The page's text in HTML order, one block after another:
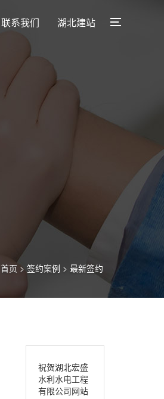
联系我们 湖北建站
首页 > 签约案例 > 最新签约
祝贺湖北宏盛
水利水电工程
有限公司网站